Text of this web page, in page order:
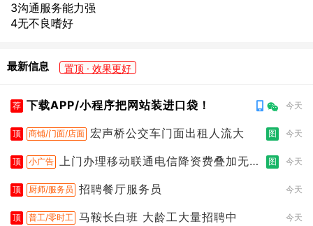
3沟通服务能力强
4无不良嗜好
最新信息 置顶 · 效果更好
荐 下载APP/小程序把网站装进口袋！ 今天
顶 商铺/门面/店面 宏声桥公交车门面出租人流大 图 今天
顶 小广告 上门办理移动联通电信降资费叠加无限
图 今天
顶 厨师/服务员 招聘餐厅服务员 今天
顶 普工/零时工 马鞍长白班 大龄工大量招聘中 今天